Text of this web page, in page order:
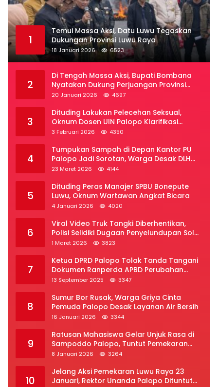
1
Temui Massa Aksi, Datu Luwu Tegaskan
Dukungan Provinsi Luwu Raya
18 Januari 2026 6523
2
Di Tengah Massa Aksi, Bupati Bombana
Nyatakan Dukung Perjuangan Provinsi
Luwu Raya
20 Januari 2026 4697
3
Dituding Lakukan Pelecehan Seksual,
Oknum Dosen UIN Palopo Klarifikasi
Kronologi
3 Februari 2026 4350
4
Tumpukan Sampah di Depan Kantor PU
Palopo Jadi Sorotan, Warga Desak DLH
Segera Bertindak
23 Maret 2026 4144
5
Dituding Peras Manajer SPBU Bonepute
Luwu, Oknum Wartawan Angkat Bicara
4 Januari 2026 4020
6
Viral Video Truk Tangki Diberhentikan,
Polisi Selidiki Dugaan Penyelundupan Solar
Subsidi di Palopo
1 Maret 2026 3823
7
Ketua DPRD Palopo Tolak Tanda Tangani
Dokumen Ranperda APBD Perubahan
2025
13 September 2025 3347
8
Sumur Bor Rusak, Warga Griya Cinta
Pemuda Palopo Desak Layanan Air Bersih
16 Januari 2026 3344
9
Ratusan Mahasiswa Gelar Unjuk Rasa di
Sampoddo Palopo, Tuntut Pemekaran
Provinsi Luwu Raya
8 Januari 2026 3264
10
Jelang Aksi Pemekaran Luwu Raya 23
Januari, Rektor Unanda Palopo Dituntut